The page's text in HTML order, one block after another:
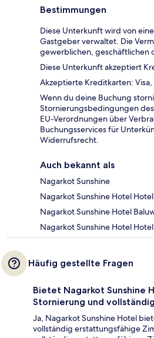
Bestimmungen
Diese Unterkunft wird von
Gastgeber verwaltet. Die
gewerblichen, geschäftlichen
Diese Unterkunft akzeptiert
Akzeptierte Kreditkarten:
Wenn du deine Buchung
Stornierungsbedingungen
EU-Verordnungen über
Buchungsservices für
Widerrufsrecht.
Auch bekannt als
Nagarkot Sunshine
Nagarkot Sunshine Hotel Hotel
Nagarkot Sunshine Hotel
Nagarkot Sunshine Hotel
Häufig gestellte Fragen
Bietet Nagarkot Sunshine
Stornierung und
Ja, Nagarkot Sunshine Hotel
vollständig erstattungsfähige